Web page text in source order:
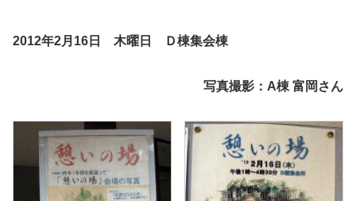
2012年2月16日 木曜日 Ｄ棟集会棟
写真撮影：A棟 富岡さん